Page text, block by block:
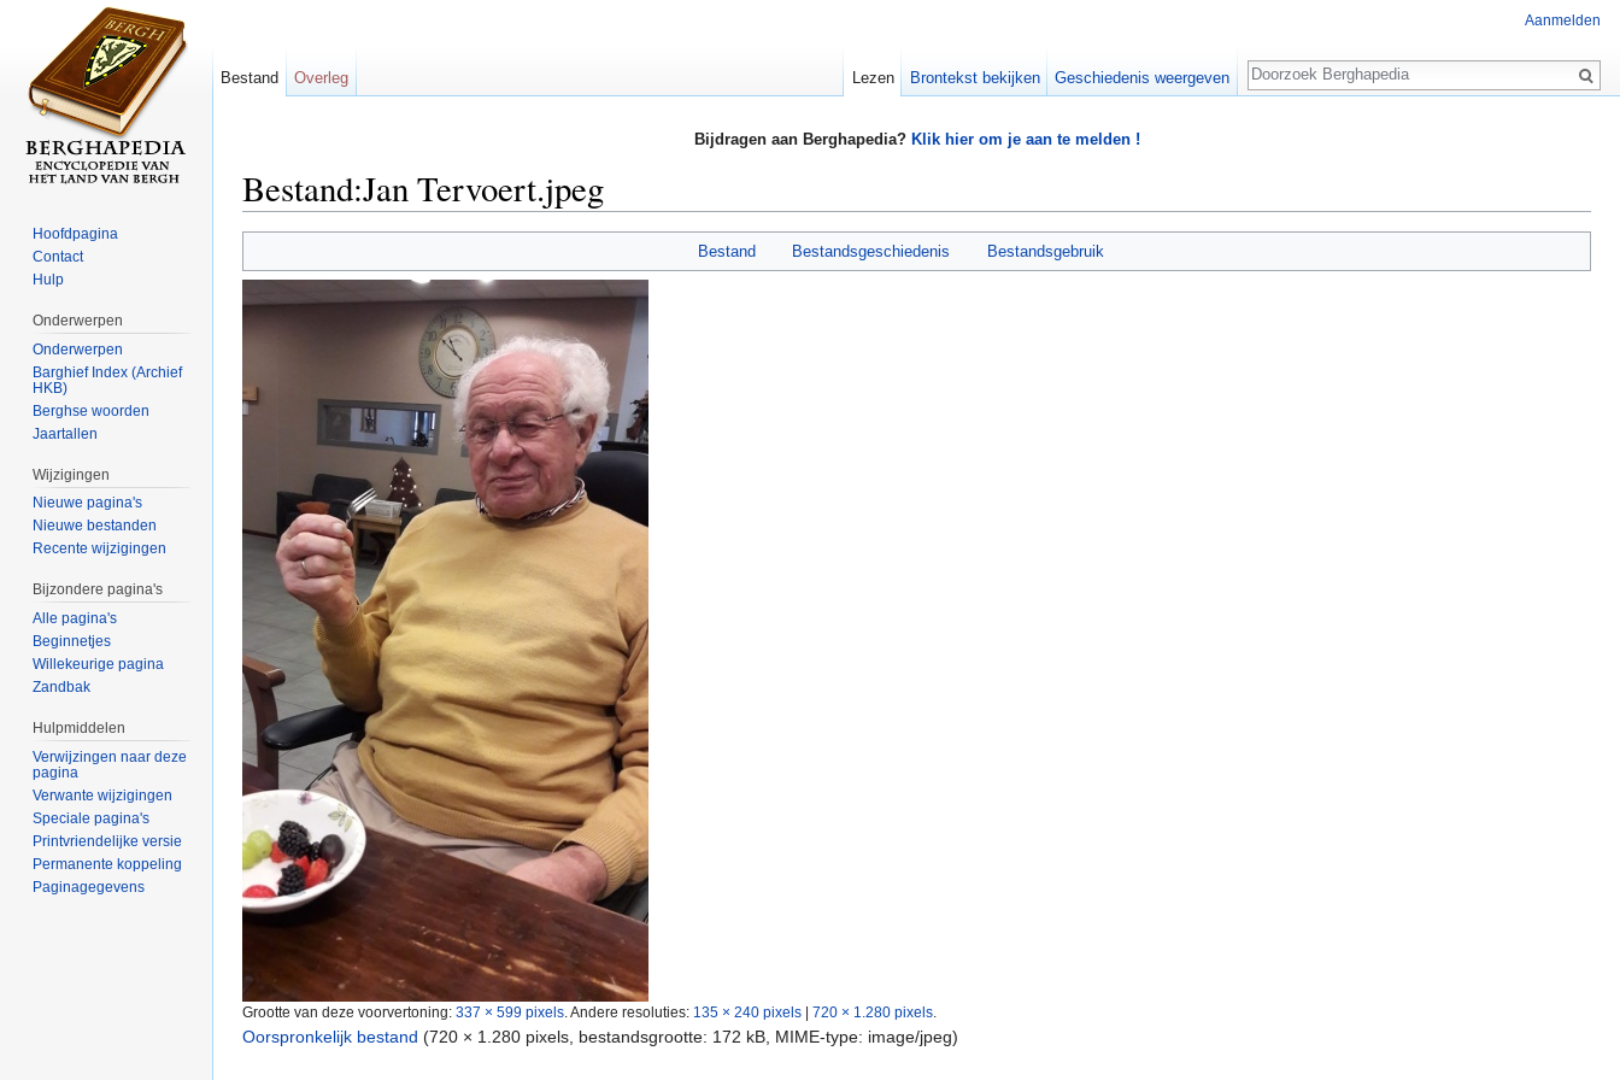
Bijdragen aan Berghapedia? Klik hier om je aan te melden !
Bestand:Jan Tervoert.jpeg
Bestand Bestandsgeschiedenis Bestandsgebruik
Grootte van deze voorvertoning: 337 × 599 pixels Andere resoluties: 135 × 240 pixels | 720 × 1.280 pixels
Oorspronkelijk bestand (720 × 1.280 pixels, bestandsgrootte: 172 kB, MIME-type: image/jpeg)
Aanmelden
Bestand Overleg Lezen Brontekst bekijken Geschiedenis weergeven
Zoeken
Hoofdpagina
Contact
Hulp
Onderwerpen
Onderwerpen
Barghief Index (Archief
HKB)
Berghse woorden
Jaartallen
Wijzigingen
Nieuwe pagina's
Nieuwe bestanden
Recente wijzigingen
Bijzondere pagina's
Alle pagina's
Beginnetjes
Willekeurige pagina
Zandbak
Hulpmiddelen
Verwijzingen naar deze
pagina
Verwante wijzigingen
Speciale pagina's
Printvriendelijke versie
Permanente koppeling
Paginagegevens